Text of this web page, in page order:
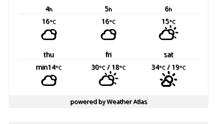
4h 5h 6h
16°C 16°C 15°C
thu fri
sat
min14°C 30°C/ 18°C 34°C/ 19°C
powered byWeather Atlas